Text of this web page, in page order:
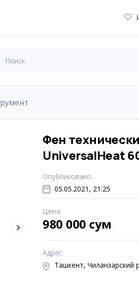
Фен
UniversalHeat
Опубликовано:
05.05.2021, 21:25
Цена:
980 000 сум
Адрес:
Ташкент, Чиланзарский